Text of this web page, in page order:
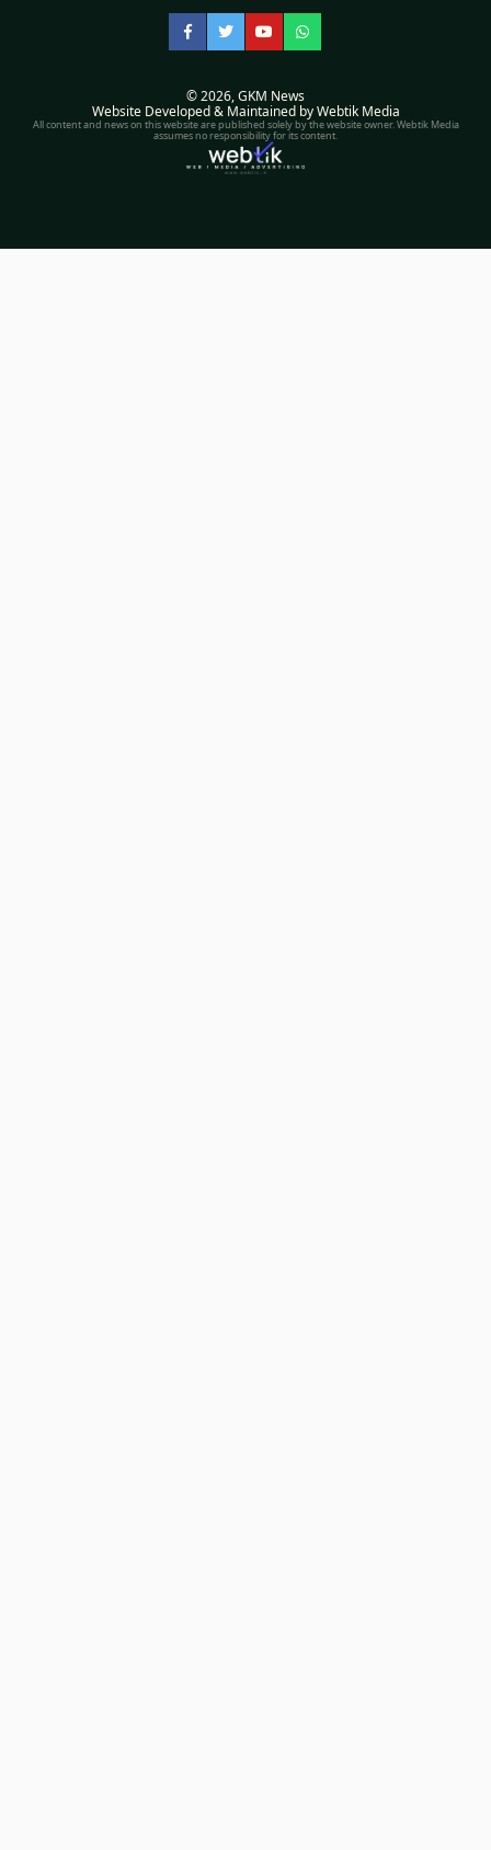
Facebook
TwitterYouTubeWhatsApp
© 2026,GKM News
Website Developed & Maintained by Webtik Media
All content and news on this website are published solely by the website owner. Webtik Media
assumes no responsibility for its content.